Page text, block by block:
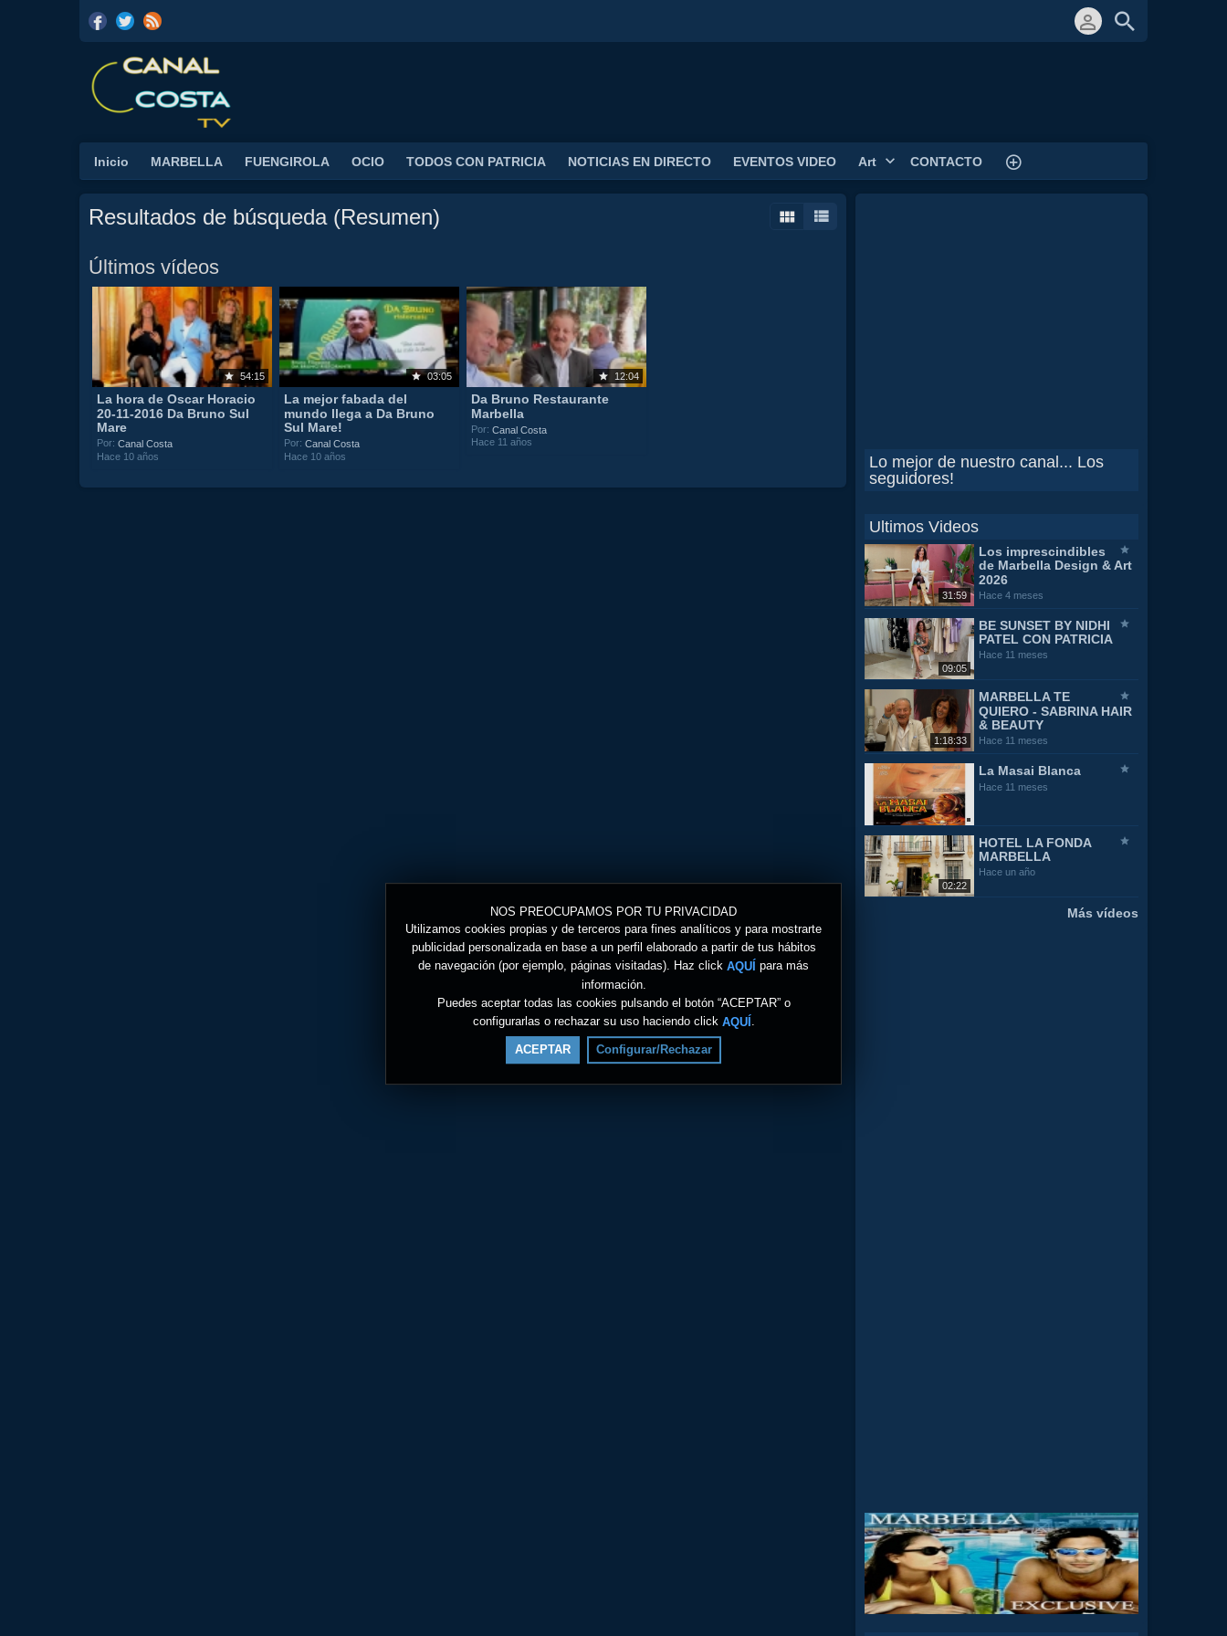
NOS PREOCUPAMOS POR TU PRIVACIDAD
Utilizamos cookies propias y de terceros para fines analíticos y para mostrarte
publicidad personalizada en base a un perfil elaborado a partir de tus hábitos
de navegación (por ejemplo, páginas visitadas). Haz click AQUÍ para más
información.
Puedes aceptar todas las cookies pulsando el botón “ACEPTAR” o
configurarlas o rechazar su uso haciendo click AQUÍ
ACEPTAR Configurar/Rechazar
Inicio MARBELLA FUENGIROLA OCIO TODOS CON PATRICIA NOTICIAS EN DIRECTO EVENTOS VIDEO Art CONTACTO
Resultados de búsqueda (Resumen)
Últimos vídeos
54:15
La hora de Oscar Horacio
20-11-2016 Da Bruno Sul
Mare
Por:Canal Costa
Hace 10 años
03:05
La mejor fabada del
mundo llega a Da Bruno
Sul Mare!
Por:Canal Costa
Hace 10 años
12:04
Da Bruno Restaurante
Marbella
Por:Canal Costa
Hace 11 años
Lo mejor de nuestro canal... Los
seguidores!
Ultimos Videos
31:59
Los imprescindibles
de Marbella Design & Art
2026
Hace 4 meses
09:05
BE SUNSET BY NIDHI
PATEL CON PATRICIA
Hace 11 meses
1:18:33
MARBELLA TE
QUIERO - SABRINA HAIR
& BEAUTY
Hace 11 meses
La Masai Blanca
Hace 11 meses
02:22
HOTEL LA FONDA
MARBELLA
Hace un año
Más vídeos